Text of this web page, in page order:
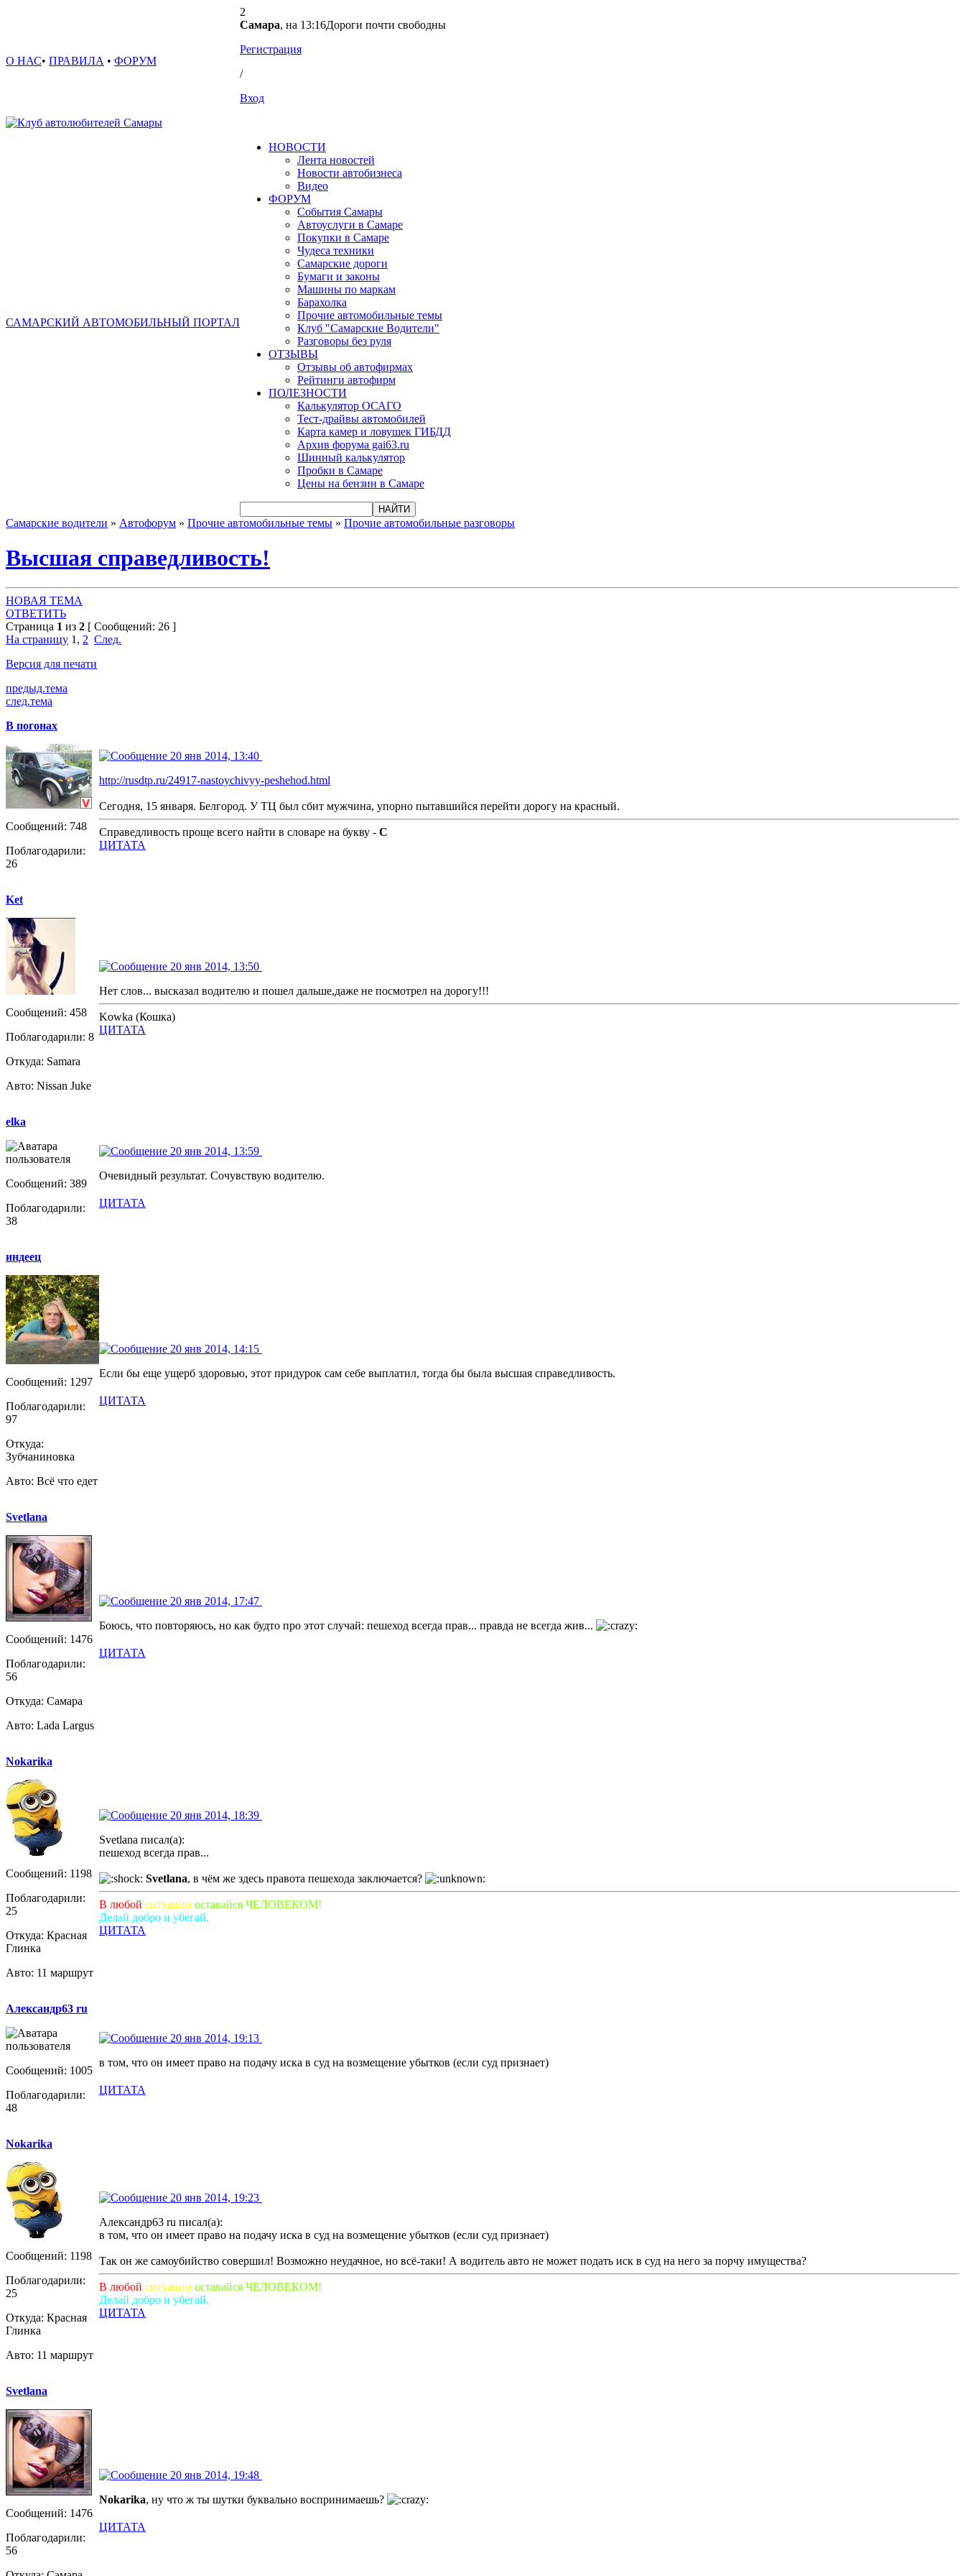
О НАС• ПРАВИЛА • ФОРУМ
2
Самара, на 13:16Дороги почти свободны
Регистрация
/
Вход
САМАРСКИЙ АВТОМОБИЛЬНЫЙ ПОРТАЛ
НОВОСТИ
Лента новостей
Новости автобизнеса
Видео
ФОРУМ
События Самары
Автоуслуги в Самаре
Покупки в Самаре
Чудеса техники
Самарские дороги
Бумаги и законы
Машины по маркам
Барахолка
Прочие автомобильные темы
Клуб "Самарские Водители"
Разговоры без руля
ОТЗЫВЫ
Отзывы об автофирмах
Рейтинги автофирм
ПОЛЕЗНОСТИ
Калькулятор ОСАГО
Тест-драйвы автомобилей
Карта камер и ловушек ГИБДД
Архив форума gai63.ru
Шинный калькулятор
Пробки в Самаре
Цены на бензин в Самаре
Самарские водители » Автофорум » Прочие автомобильные темы » Прочие автомобильные разговоры
Высшая справедливость!
НОВАЯ ТЕМА
ОТВЕТИТЬ
Страница 1 из 2 [ Сообщений: 26 ]
На страницу 1 , 2 След.
Версия для печати
предыд.тема
след.тема
В погонах
Сообщений: 748
Поблагодарили:
26
20 янв 2014, 13:40
http://rusdtp.ru/24917-nastoychivyy-peshehod.html
Сегодня, 15 января. Белгород. У ТЦ был сбит мужчина, упорно пытавшийся перейти дорогу на красный.
Справедливость проще всего найти в словаре на букву - С
ЦИТАТА
Ket
Сообщений: 458
Поблагодарили: 8
Откуда: Samara
Авто: Nissan Juke
20 янв 2014, 13:50
Нет слов... высказал водителю и пошел дальше,даже не посмотрел на дорогу!!!
Kowka (Кошка)
ЦИТАТА
elka
Сообщений: 389
Поблагодарили:
38
20 янв 2014, 13:59
Очевидный результат. Сочувствую водителю.
ЦИТАТА
индеец
Сообщений: 1297
Поблагодарили:
97
Откуда:
Зубчаниновка
Авто: Всё что едет
20 янв 2014, 14:15
Если бы еще ущерб здоровью, этот придурок сам себе выплатил, тогда бы была высшая справедливость.
ЦИТАТА
Svetlana
Сообщений: 1476
Поблагодарили:
56
Откуда: Самара
Авто: Lada Largus
20 янв 2014, 17:47
Боюсь, что повторяюсь, но как будто про этот случай: пешеход всегда прав... правда не всегда жив...
ЦИТАТА
Nokarika
Сообщений: 1198
Поблагодарили:
25
Откуда: Красная
Глинка
Авто: 11 маршрут
20 янв 2014, 18:39
Svetlana писал(а):
пешеход всегда прав...
Svetlana, в чём же здесь правота пешехода заключается?
В любой ситуации оставайся ЧЕЛОВЕКОМ!
Делай добро и убегай.
ЦИТАТА
Александр63 ru
Сообщений: 1005
Поблагодарили:
48
20 янв 2014, 19:13
в том, что он имеет право на подачу иска в суд на возмещение убытков (если суд признает)
ЦИТАТА
Nokarika
Сообщений: 1198
Поблагодарили:
25
Откуда: Красная
Глинка
Авто: 11 маршрут
20 янв 2014, 19:23
Александр63 ru писал(а):
в том, что он имеет право на подачу иска в суд на возмещение убытков (если суд признает)
Так он же самоубийство совершил! Возможно неудачное, но всё-таки! А водитель авто не может подать иск в суд на него за порчу имущества?
В любой ситуации оставайся ЧЕЛОВЕКОМ!
Делай добро и убегай.
ЦИТАТА
Svetlana
Сообщений: 1476
Поблагодарили:
56
20 янв 2014, 19:48
Nokarika, ну что ж ты шутки буквально воспринимаешь?
ЦИТАТА